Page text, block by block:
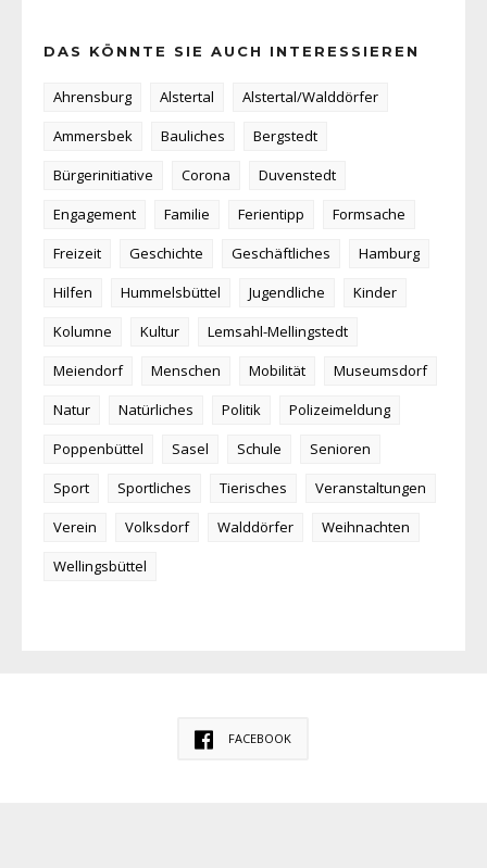
DAS KÖNNTE SIE AUCH INTERESSIEREN
Ahrensburg Alstertal
Alstertal/Walddörfer
Ammersbek
Bauliches
Bergstedt
Bürgerinitiative
Corona
Duvenstedt
Engagement
Familie Ferientipp
Formsache
Freizeit
Geschichte Geschäftliches
Hamburg
Hilfen
Hummelsbüttel Jugendliche
Kinder
Kolumne
Kultur
Lemsahl-Mellingstedt
Meiendorf
Menschen Mobilität
Museumsdorf
Natur
Natürliches Politik
Polizeimeldung
Poppenbüttel
Sasel Schule
Senioren
Sport
Sportliches Tierisches
Veranstaltungen
Verein
Volksdorf Walddörfer
Weihnachten
Wellingsbüttel
FACEBOOK